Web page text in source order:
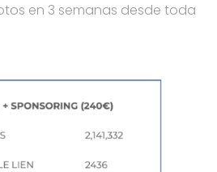
en 3 semanas desde toda